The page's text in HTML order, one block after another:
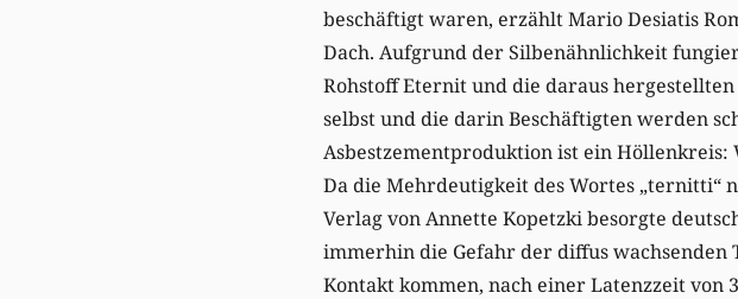
beschäftigt waren, erzählt Mario Desiatis
Dach. Aufgrund der Silbenähnlichkeit
Rohstoff Eternit und die daraus
selbst und die darin Beschäftigten werden
Asbestzementproduktion ist ein
Da die Mehrdeutigkeit des Wortes „ternitti“
Verlag von Annette Kopetzki besorgte
immerhin die Gefahr der diffus wachsenden
Kontakt kommen, nach einer Latenzzeit von